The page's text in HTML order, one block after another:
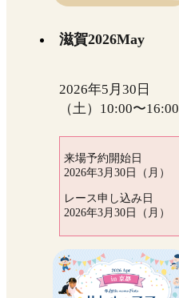
滋賀2026May
2026年5月30日
（土）10:00〜16:00
来場予約開始日
2026年3月30日（月）
レース申し込み日
2026年3月30日（月）